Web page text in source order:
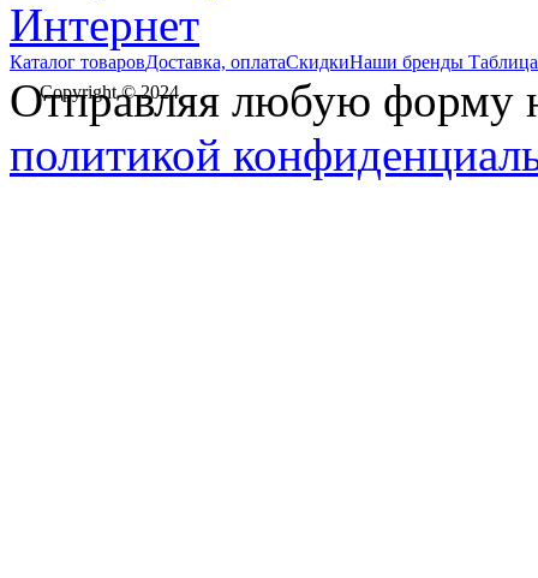
Каталог товаровДоставка, оплатаСкидкиНаши бренды
Copyright © 2024
Отправляя любую форму
политикой